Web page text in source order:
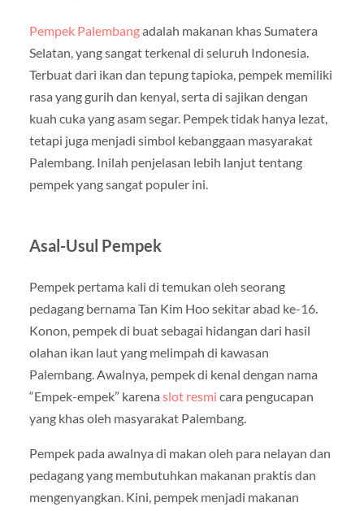
Pempek Palembangadalah makanan khas Sumatera
Selatan, yang sangat terkenal di seluruh Indonesia.
Terbuat dari ikan dan tepung tapioka, pempek memiliki
rasa yang gurih dan kenyal, serta di sajikan dengan
kuah cuka yang asam segar. Pempek tidak hanya lezat,
tetapi juga menjadi simbol kebanggaan masyarakat
Palembang. Inilah penjelasan lebih lanjut tentang
pempek yang sangat populer ini.
Asal-Usul Pempek
Pempek pertama kali di temukan oleh seorang
pedagang bernama Tan Kim Hoo sekitar abad ke-16.
Konon, pempek di buat sebagai hidangan dari hasil
olahan ikan laut yang melimpah di kawasan
Palembang. Awalnya, pempek di kenal dengan nama
“Empek-empek” karena slot resmi cara pengucapan
yang khas oleh masyarakat Palembang.
Pempek pada awalnya di makan oleh para nelayan dan
pedagang yang membutuhkan makanan praktis dan
mengenyangkan. Kini, pempek menjadi makanan